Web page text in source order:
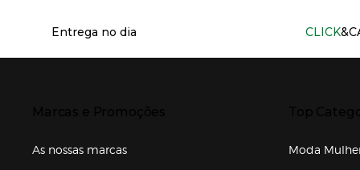
Entrega no dia CLICK
As nossas marcas
Moda